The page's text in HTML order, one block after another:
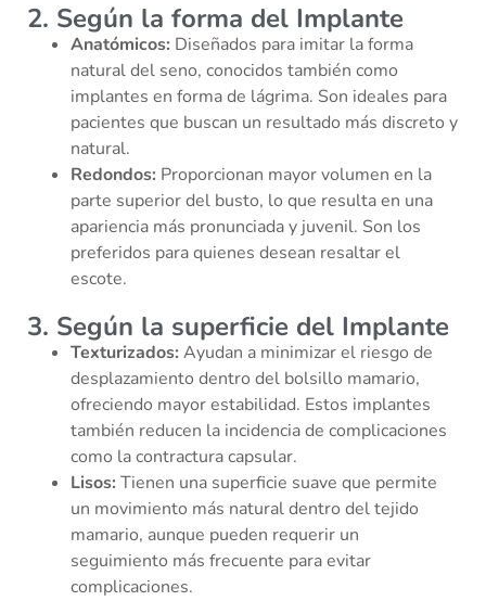
2. Según la forma del Implante
Anatómicos: Diseñados para imitar la forma
natural del seno, conocidos también como
implantes en forma de lágrima. Son ideales para
pacientes que buscan un resultado más discreto y
natural.
Redondos: Proporcionan mayor volumen en la
parte superior del busto, lo que resulta en una
apariencia más pronunciada y juvenil. Son los
preferidos para quienes desean resaltar el
escote.
3. Según la superficie del Implante
Texturizados: Ayudan a minimizar el riesgo de
desplazamiento dentro del bolsillo mamario,
ofreciendo mayor estabilidad. Estos implantes
también reducen la incidencia de complicaciones
como la contractura capsular.
Lisos: Tienen una superficie suave que permite
un movimiento más natural dentro del tejido
mamario, aunque pueden requerir un
seguimiento más frecuente para evitar
complicaciones.